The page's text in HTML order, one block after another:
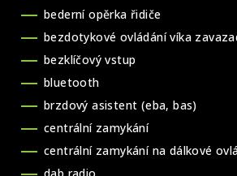
bederní opěrka řidiče
bezdotykové ovládání víka
bezklíčový vstup
bluetooth
brzdový asistent (eba, bas)
centrální zamykání
centrální zamykání na dálkové
dab radio